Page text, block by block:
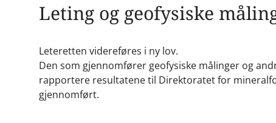
Leting og geofysiske
Leteretten videreføres i ny lov.
Den som gjennomfører geofysiske målinger og
rapportere resultatene til Direktoratet for
gjennomført.